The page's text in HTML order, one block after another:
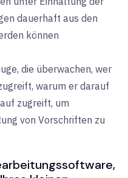
dauerhaft aus den
können
die überwachen, wer
warum er darauf
zugreift, um
von Vorschriften zu